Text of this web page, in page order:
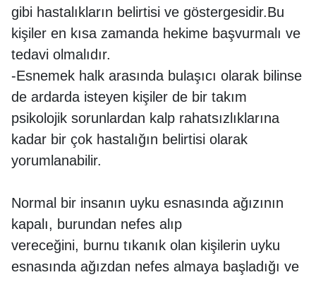
gibi hastalıkların belirtisi ve göstergesidir.Bu
kişiler en kısa zamanda hekime başvurmalı ve
tedavi olmalıdır.
-Esnemek halk arasında bulaşıcı olarak bilinse
de ardarda isteyen kişiler de bir takım
psikolojik sorunlardan kalp rahatsızlıklarına
kadar bir çok hastalığın belirtisi olarak
yorumlanabilir.
Normal bir insanın uyku esnasında ağızının
kapalı, burundan nefes alıp
vereceğini, burnu tıkanık olan kişilerin uyku
esnasında ağızdan nefes almaya başladığı ve